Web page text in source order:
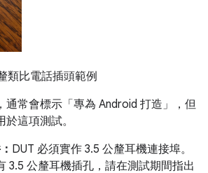
類比電話插頭範例
常會標示「專為 Android 打造」
，但
這項測試。
DUT 必須實作 3.5 公釐耳機連接埠。
3.5 公釐耳機插孔，請在測試期間指出